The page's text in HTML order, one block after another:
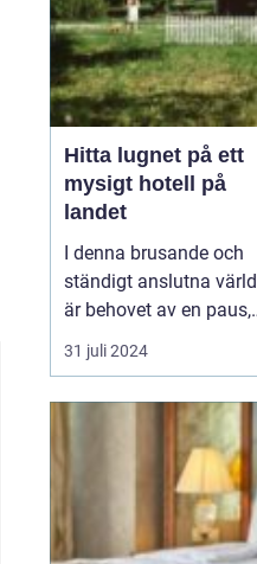
Hitta lugnet på ett
mysigt hotell på
landet
I denna brusande och
ständigt anslutna värld
är behovet av en paus,
en stund av frid, större
än någonsin, ett
31 juli 2024